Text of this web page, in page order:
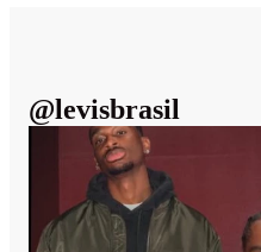
@levisbrasil